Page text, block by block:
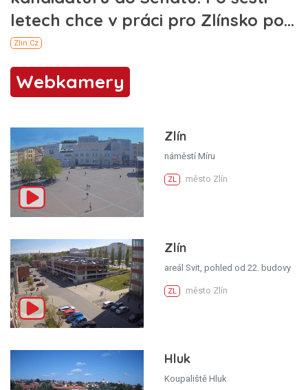
Webkamery
Zlín
náměstí Míru
ZL město Zlín
Zlín
areál Svit, pohled od 22. budovy
ZL město Zlín
Hluk
Koupaliště Hluk